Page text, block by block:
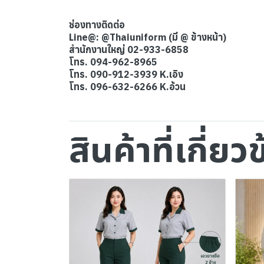
ช่องทางติดต่อ
Line@: @Thaiuniform (มี @ ข้างหน้า)
สำนักงานใหญ่ 02-933-6858
โทร. 094-962-8965
โทร. 090-912-3939 K.เอิง
โทร. 096-632-6266 K.อ้วน
สินค้าที่เกี่ยว